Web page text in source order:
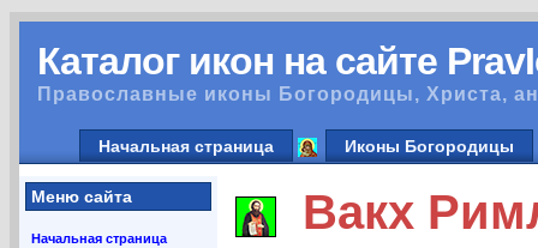
Каталог икон на сайте
Православные иконы Богородицы, Христа,
Начальная страница Иконы Богородицы
Меню сайта
Начальная страница
Вакх